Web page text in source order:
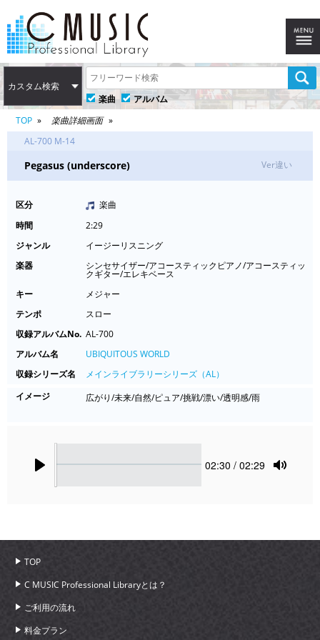
カスタム検索
楽曲
アルバム
TOP
楽曲詳細画面
AL-700 M-14
Pegasus (underscore) Ver違い
区分
楽曲
時間
2:29
ジャンル
イージーリスニング
楽器
シンセサイザー/アコースティックピアノ/アコースティッ
クギター/エレキベース
キー
メジャー
テンポ
スロー
収録アルバムNo. AL-700
アルバム名
UBIQUITOUS WORLD
収録シリーズ名
メインライブラリーシリーズ（AL）
イメージ
広がり/未来/自然/ピュア/挑戦/漂い/透明感/雨
Current
02:30 / 02:29
TOP
C MUSIC Professional Libraryとは？
ご利用の流れ
料金プラン